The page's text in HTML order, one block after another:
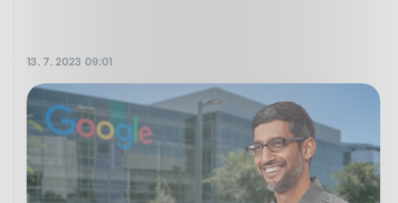
13. 7. 2023 09:01